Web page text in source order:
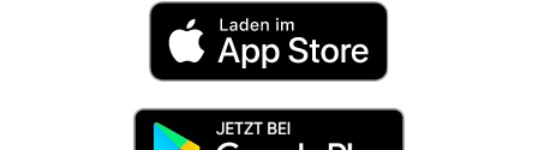
Laden
im
App
Jetzt